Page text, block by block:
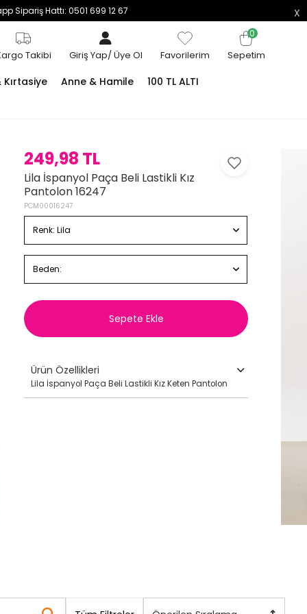
Sipariş Hattı: 0501 699 12 67
Takibi Giriş Yap/Üye Ol Favorilerim
0
Sepetim
Anne & Hamile
100 TL ALTI
249,98 TL
Lila İspanyol Paça Beli Lastikli Kız
Pantolon 16247
PCM00016247
Renk:Lila
Beden:
Sepete Ekle
Ürün Özellikleri
Lila İspanyol Paça Beli Lastikli Kız Keten Pantolon